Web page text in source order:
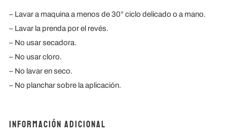
– Lavar a maquina a menos de 30° ciclo delicado o a mano.
– Lavar la prenda por el revés.
– ⁠No usar secadora.
– ⁠No usar cloro.
– ⁠No lavar en seco.
– ⁠No planchar sobre la aplicación.
Información adicional